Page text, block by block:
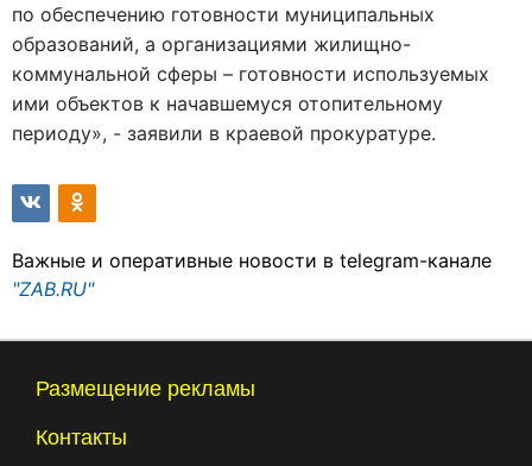
по обеспечению готовности муниципальных
образований, а организациями жилищно-
коммунальной сферы – готовности используемых
ими объектов к начавшемуся отопительному
периоду», - заявили в краевой прокуратуре.
Важные и оперативные новости в telegram-канале
"ZAB.RU"
Размещение рекламы
Контакты